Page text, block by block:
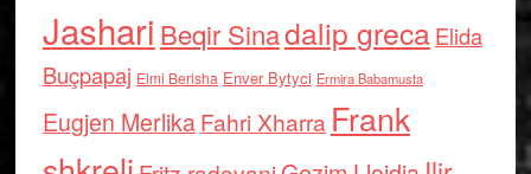
Jashari Beqir Sinadalip grecaElida
Buçpapaj Elmi Berisha Enver Bytyci Ermira Babamusta
Eugjen MerlikaFahri Xharra Frank